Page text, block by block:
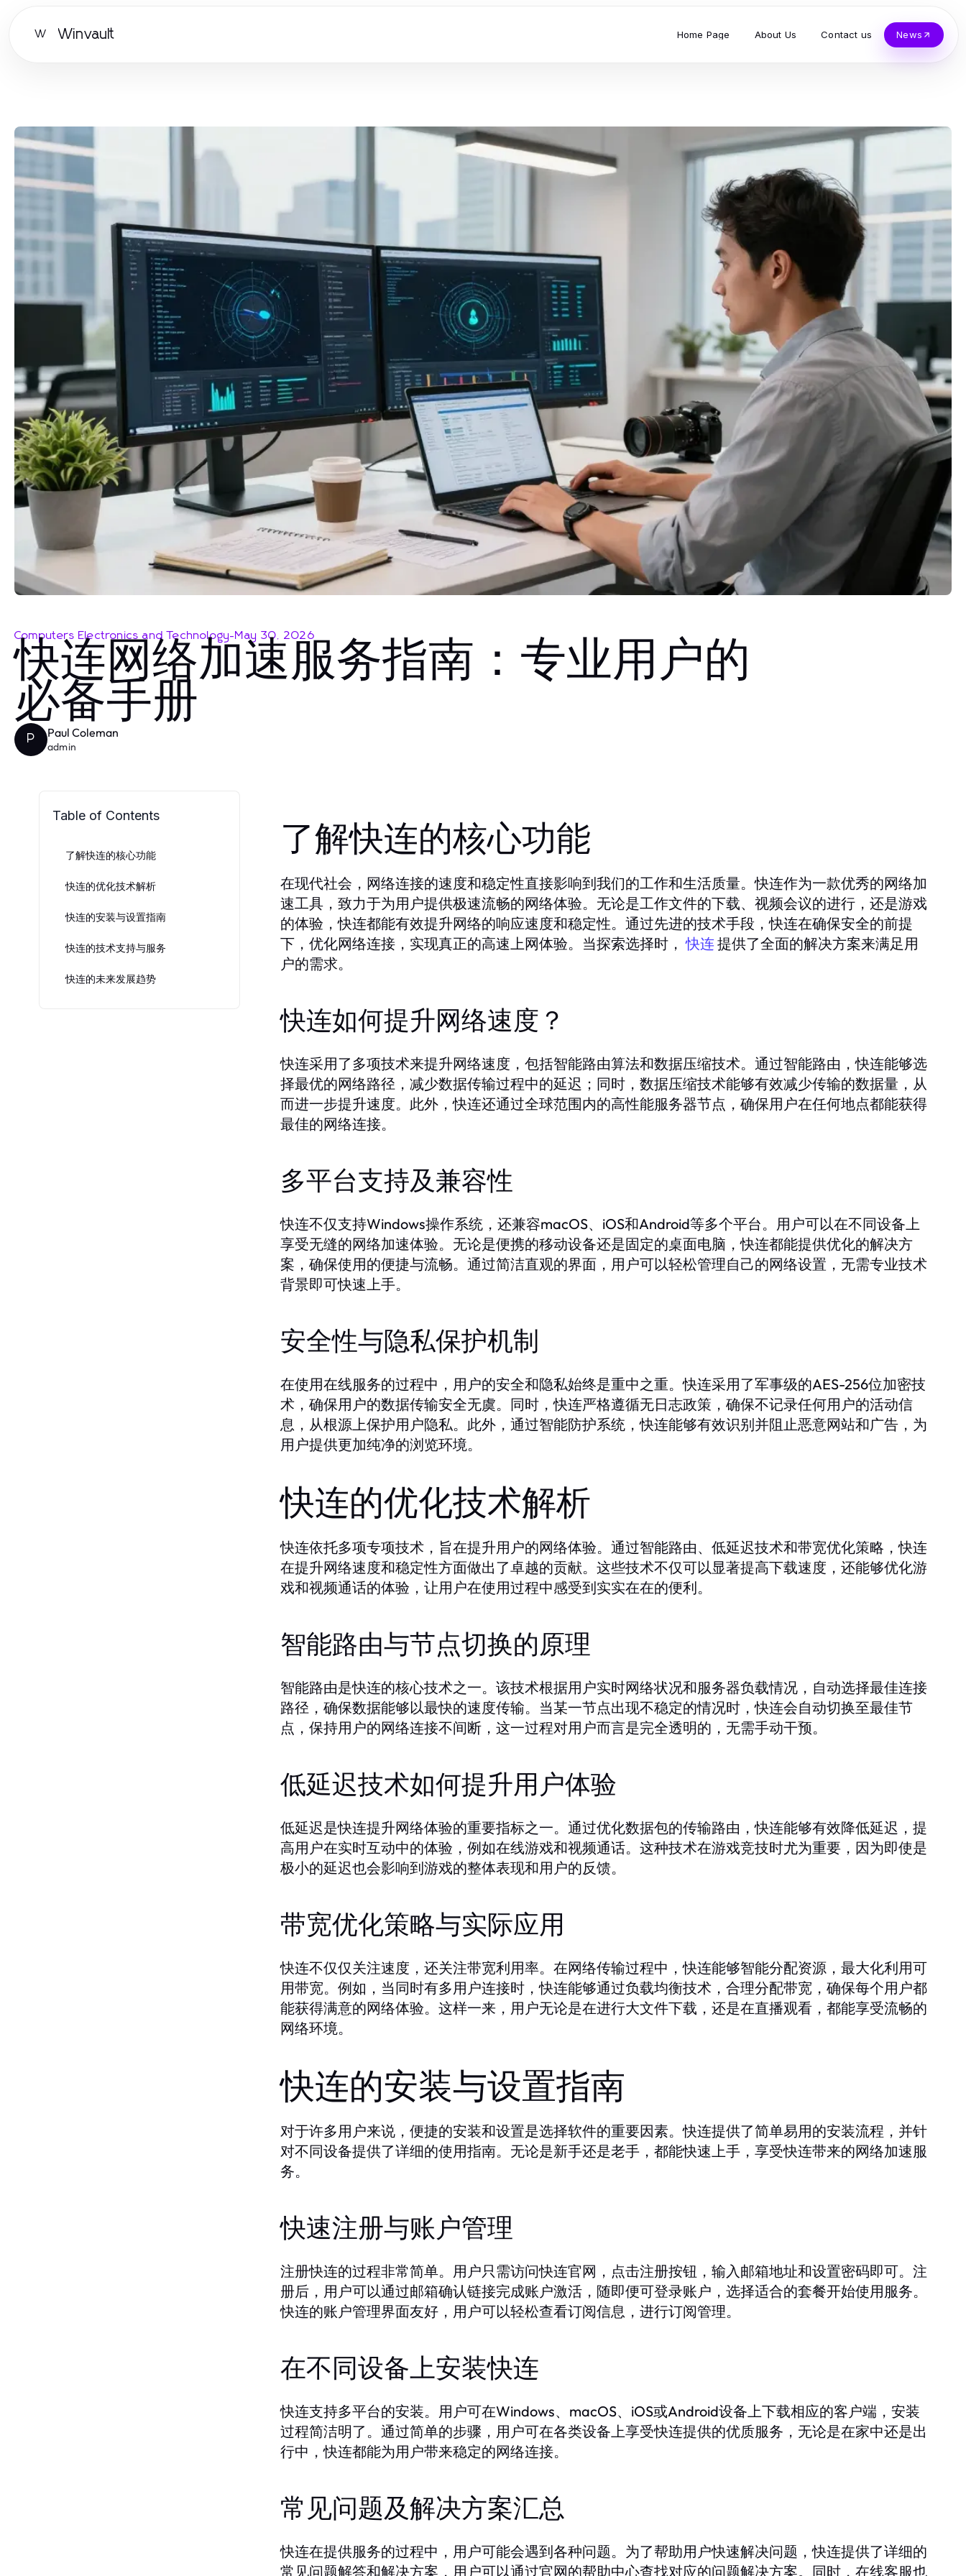
W Winvault Home Page About Us Contact us News
Computers Electronics and Technology-May 30, 2026
快连网络加速服务指南：专业用户的
必备手册
P Paul Coleman
admin
Table of Contents
了解快连的核心功能
快连的优化技术解析
快连的安装与设置指南
快连的技术支持与服务
快连的未来发展趋势
了解快连的核心功能
在现代社会，网络连接的速度和稳定性直接影响到我们的工作和生活质量。快连作为一款优秀的网络加
速工具，致力于为用户提供极速流畅的网络体验。无论是工作文件的下载、视频会议的进行，还是游戏
的体验，快连都能有效提升网络的响应速度和稳定性。通过先进的技术手段，快连在确保安全的前提
下，优化网络连接，实现真正的高速上网体验。当探索选择时，快连提供了全面的解决方案来满足用
户的需求。
快连如何提升网络速度？
快连采用了多项技术来提升网络速度，包括智能路由算法和数据压缩技术。通过智能路由，快连能够选
择最优的网络路径，减少数据传输过程中的延迟；同时，数据压缩技术能够有效减少传输的数据量，从
而进一步提升速度。此外，快连还通过全球范围内的高性能服务器节点，确保用户在任何地点都能获得
最佳的网络连接。
多平台支持及兼容性
快连不仅支持Windows操作系统，还兼容macOS、iOS和Android等多个平台。用户可以在不同设备上
享受无缝的网络加速体验。无论是便携的移动设备还是固定的桌面电脑，快连都能提供优化的解决方
案，确保使用的便捷与流畅。通过简洁直观的界面，用户可以轻松管理自己的网络设置，无需专业技术
背景即可快速上手。
安全性与隐私保护机制
在使用在线服务的过程中，用户的安全和隐私始终是重中之重。快连采用了军事级的AES-256位加密技
术，确保用户的数据传输安全无虞。同时，快连严格遵循无日志政策，确保不记录任何用户的活动信
息，从根源上保护用户隐私。此外，通过智能防护系统，快连能够有效识别并阻止恶意网站和广告，为
用户提供更加纯净的浏览环境。
快连的优化技术解析
快连依托多项专项技术，旨在提升用户的网络体验。通过智能路由、低延迟技术和带宽优化策略，快连
在提升网络速度和稳定性方面做出了卓越的贡献。这些技术不仅可以显著提高下载速度，还能够优化游
戏和视频通话的体验，让用户在使用过程中感受到实实在在的便利。
智能路由与节点切换的原理
智能路由是快连的核心技术之一。该技术根据用户实时网络状况和服务器负载情况，自动选择最佳连接
路径，确保数据能够以最快的速度传输。当某一节点出现不稳定的情况时，快连会自动切换至最佳节
点，保持用户的网络连接不间断，这一过程对用户而言是完全透明的，无需手动干预。
低延迟技术如何提升用户体验
低延迟是快连提升网络体验的重要指标之一。通过优化数据包的传输路由，快连能够有效降低延迟，提
高用户在实时互动中的体验，例如在线游戏和视频通话。这种技术在游戏竞技时尤为重要，因为即使是
极小的延迟也会影响到游戏的整体表现和用户的反馈。
带宽优化策略与实际应用
快连不仅仅关注速度，还关注带宽利用率。在网络传输过程中，快连能够智能分配资源，最大化利用可
用带宽。例如，当同时有多用户连接时，快连能够通过负载均衡技术，合理分配带宽，确保每个用户都
能获得满意的网络体验。这样一来，用户无论是在进行大文件下载，还是在直播观看，都能享受流畅的
网络环境。
快连的安装与设置指南
对于许多用户来说，便捷的安装和设置是选择软件的重要因素。快连提供了简单易用的安装流程，并针
对不同设备提供了详细的使用指南。无论是新手还是老手，都能快速上手，享受快连带来的网络加速服
务。
快速注册与账户管理
注册快连的过程非常简单。用户只需访问快连官网，点击注册按钮，输入邮箱地址和设置密码即可。注
册后，用户可以通过邮箱确认链接完成账户激活，随即便可登录账户，选择适合的套餐开始使用服务。
快连的账户管理界面友好，用户可以轻松查看订阅信息，进行订阅管理。
在不同设备上安装快连
快连支持多平台的安装。用户可在Windows、macOS、iOS或Android设备上下载相应的客户端，安装
过程简洁明了。通过简单的步骤，用户可在各类设备上享受快连提供的优质服务，无论是在家中还是出
行中，快连都能为用户带来稳定的网络连接。
常见问题及解决方案汇总
快连在提供服务的过程中，用户可能会遇到各种问题。为了帮助用户快速解决问题，快连提供了详细的
常见问题解答和解决方案，用户可以通过官网的帮助中心查找对应的问题解决方案。同时，在线客服也